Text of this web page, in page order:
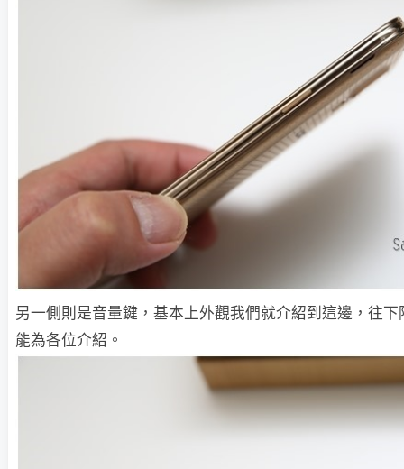
另一側則是音量鍵，基本上外觀我們就介紹到這邊，往
能為各位介紹。